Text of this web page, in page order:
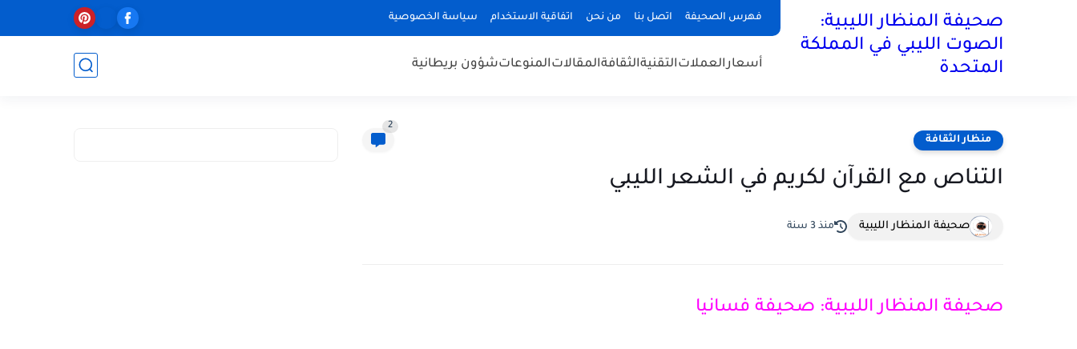
فهرس الصحيفة اتصل بنا من نحن اتفاقية الاستخدام سياسة الخصوصية
صحيفة المنظار الليبية:
الصوت الليبي في المملكة
المتحدة
أسعارالعملاتالتقنيةالثقافةالمقالاتالمنوعاتشؤون بريطانية
منظار الثقافة
2
التناص مع القرآن لكريم في الشعر الليبي
صحيفة المنظار الليبية منذ 3 سنة
صحيفة المنظار الليبية: صحيفة فسانيا